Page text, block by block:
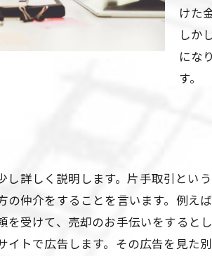
けた
しか
にな
す。
詳しく説明します。片手取引とい
の仲介をすることを言います。例え
を受けて、売却のお手伝いをすると
イトで広告します。その広告を見た